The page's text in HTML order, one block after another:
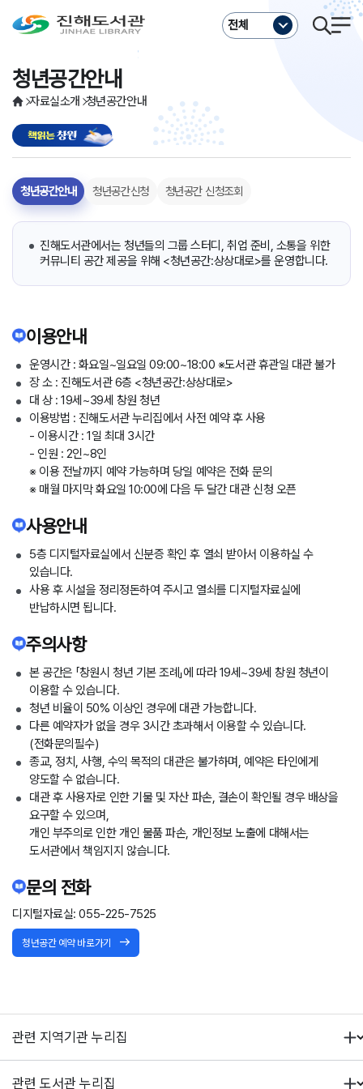
전체
자료실소개 청년공간안내
청년공간안내
청년공간안내 청년공간신청 청년공간 신청조회
진해도서관에서는 청년들의 그룹 스터디, 취업 준비, 소통을 위한
커뮤니티 공간 제공을 위해 <청년공간:상상대로>를 운영합니다.
이용안내
운영시간 : 화요일~일요일 09:00~18:00 ※도서관 휴관일 대관 불가
장 소 : 진해도서관 6층 <청년공간:상상대로>
대 상 : 19세~39세 창원 청년
이용방법 : 진해도서관 누리집에서 사전 예약 후 사용
- 이용시간 : 1일 최대 3시간
- 인원 : 2인~8인
※ 이용 전날까지 예약 가능하며 당일 예약은 전화 문의
※ 매월 마지막 화요일 10:00에 다음 두 달간 대관 신청 오픈
사용안내
5층 디지털자료실에서 신분증 확인 후 열쇠 받아서 이용하실 수
있습니다.
사용 후 시설을 정리정돈하여 주시고 열쇠를 디지털자료실에
반납하시면 됩니다.
주의사항
본 공간은 「창원시 청년 기본 조례」에 따라 19세~39세 창원 청년이
이용할 수 있습니다.
청년 비율이 50% 이상인 경우에 대관 가능합니다.
다른 예약자가 없을 경우 3시간 초과해서 이용할 수 있습니다.
(전화문의필수)
종교, 정치, 사행, 수익 목적의 대관은 불가하며, 예약은 타인에게
양도할 수 없습니다.
대관 후 사용자로 인한 기물 및 자산 파손, 결손이 확인될 경우 배상을
요구할 수 있으며,
개인 부주의로 인한 개인 물품 파손, 개인정보 노출에 대해서는
도서관에서 책임지지 않습니다.
문의 전화
디지털자료실: 055-225-7525
청년공간 예약 바로가기